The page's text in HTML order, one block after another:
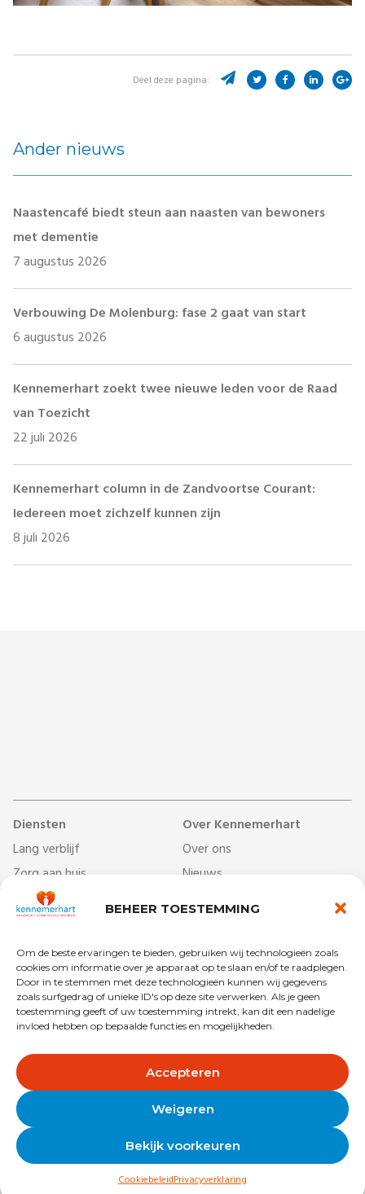
BEHEER TOESTEMMING
Om de beste ervaringen te bieden, gebruiken wij technologieën zoals
cookies om informatie over je apparaat op te slaan en/of te raadplegen.
Door in te stemmen met deze technologieën kunnen wij gegevens
zoals surfgedrag of unieke ID's op deze site verwerken. Als je geen
toestemming geeft of uw toestemming intrekt, kan dit een nadelige
invloed hebben op bepaalde functies en mogelijkheden.
Accepteren
Weigeren
Bekijk voorkeuren
CookiebeleidPrivacyverklaring
Deel deze pagina:
Ander nieuws
Naastencafé biedt steun aan naasten van bewoners
met dementie
7 augustus 2026
Verbouwing De Molenburg: fase 2 gaat van start
6 augustus 2026
Kennemerhart zoekt twee nieuwe leden voor de Raad
van Toezicht
22 juli 2026
Kennemerhart column in de Zandvoortse Courant:
Iedereen moet zichzelf kunnen zijn
8 juli 2026
Diensten
Lang verblijf
Zorg aan huis
Dag- & ontmoetingscentra
Behandelcentrum
Revalidatie
Kort verblijf
Over Kennemerhart
Over ons
Nieuws
Werken bij
Begrippenlijst
Vrijwilligers
Copyright © 2025 Kennemerhart
Algemene voorwaarden